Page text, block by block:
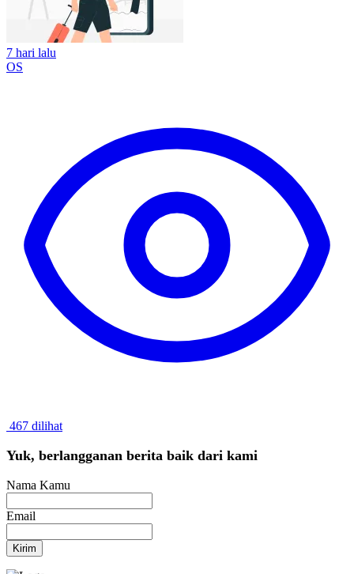
7 hari lalu
OS
467 dilihat
Yuk, berlangganan berita baik dari kami
Nama Kamu
Email
Kirim